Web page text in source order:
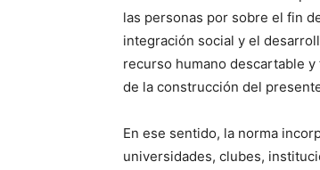
las personas por sobre el fin
integración social y el
recurso humano descartable
de la construcción del
En ese sentido, la norma
universidades, clubes,